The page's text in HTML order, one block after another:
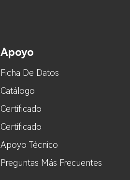
Apoyo
Ficha De Datos
Catálogo
Certificado
Certificado
Apoyo Técnico
Preguntas Más Frecuentes